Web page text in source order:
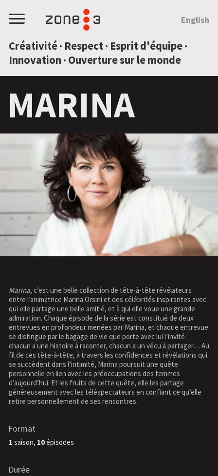
Menu
Créativité · Respect · Esprit d'équipe ·
Innovation · Ouverture sur le monde
English
MARINA
Marina, c’est une belle collection de tête-à-tête révélateurs
entre l’animatrice Marina Orsini et des célébrités inspirantes avec
qui elle partage une belle amitié, et à qui elle voue une grande
admiration. Chaque épisode de la série est constitué de deux
entrevues en profondeur menées par Marina, et chaque entrevue
se distingue par le bagage de vie que porte avec lui l’invité :
chacun a une histoire à raconter, chacun a un vécu à partager… Au
fil de ces tête-à-tête, à travers les confidences et révélations qui
se succèdent dans l’intimité, Marina poursuit une quête
personnelle en lien avec les préoccupations des femmes
d’aujourd’hui. Et les fruits de cette quête, elle les partage
généreusement avec les téléspectateurs en confiant ce qu’elle
retire personnellement de ses rencontres.
Format
1 saison, 10épisodes
Durée